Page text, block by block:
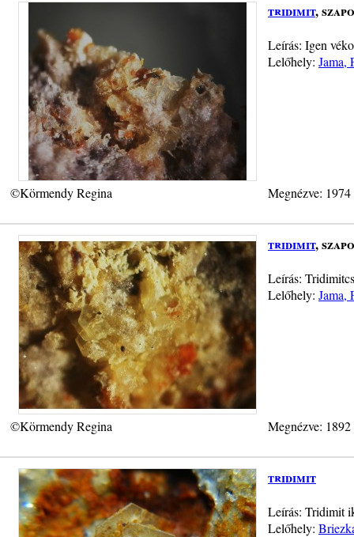
tridimit,
Leírás: Igen
Lelőhely: Jama,
©Körmendy Regina Megnézve:
tridimit,
Leírás:
Lelőhely: Jama,
©Körmendy Regina Megnézve:
tridimit
Leírás: Tridimit
Lelőhely: